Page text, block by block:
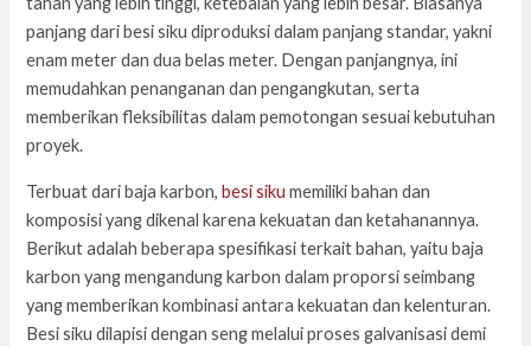
panjang dari besi siku diproduksi dalam panjang standar, yakni
enam meter dan dua belas meter. Dengan panjangnya, ini
memudahkan penanganan dan pengangkutan, serta
memberikan fleksibilitas dalam pemotongan sesuai kebutuhan
proyek.
Terbuat dari baja karbon,besi sikumemiliki bahan dan
komposisi yang dikenal karena kekuatan dan ketahanannya.
Berikut adalah beberapa spesifikasi terkait bahan, yaitu baja
karbon yang mengandung karbon dalam proporsi seimbang
yang memberikan kombinasi antara kekuatan dan kelenturan.
Besi siku dilapisi dengan seng melalui proses galvanisasi demi